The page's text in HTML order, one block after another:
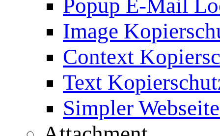
Popup E-Mail
Image
Context
Text
Simpler